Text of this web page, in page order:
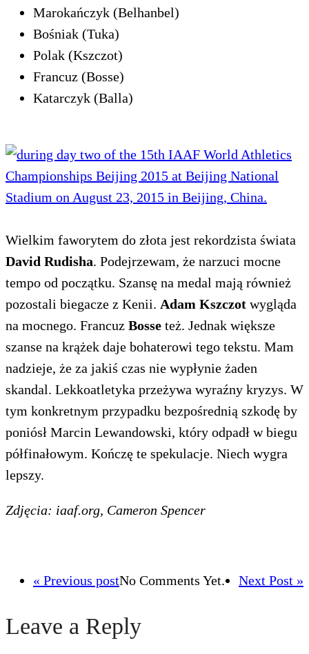
Marokańczyk (Belhanbel)
Bośniak (Tuka)
Polak (Kszczot)
Francuz (Bosse)
Katarczyk (Balla)
Wielkim faworytem do złota jest rekordzista świata
David Rudisha. Podejrzewam, że narzuci mocne
tempo od początku. Szansę na medal mają również
pozostali biegacze z Kenii. Adam Kszczot wygląda
na mocnego. Francuz Bosse też. Jednak większe
szanse na krążek daje bohaterowi tego tekstu. Mam
nadzieje, że za jakiś czas nie wypłynie żaden
skandal. Lekkoatletyka przeżywa wyraźny kryzys. W
tym konkretnym przypadku bezpośrednią szkodę by
poniósł Marcin Lewandowski, który odpadł w biegu
półfinałowym. Kończę te spekulacje. Niech wygra
lepszy.
Zdjęcia: iaaf.org, Cameron Spencer
« Previous post Next Post »
No Comments Yet.
Leave a Reply